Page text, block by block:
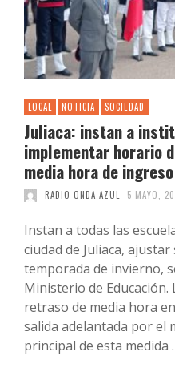
LOCAL NOTICIA SOCIEDAD
Juliaca: instan a
implementar horario
media hora de ingreso
RADIO ONDA AZUL 5 MAYO,
Instan a todas las
ciudad de Juliaca,
temporada de invierno,
Ministerio de Educación.
retraso de media hora
salida adelantada por el
principal de esta medida